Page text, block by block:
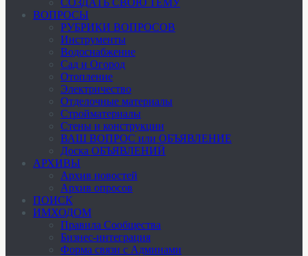
ВОПРОСЫ
РУБРИКИ ВОПРОСОВ
Инструменты
Водоснабжение
Сад и Огород
Отопление
Электричество
Отделочные материалы
Стройматериалы
Стены и конструкции
ВАШ ВОПРОС или ОБЪЯВЛЕНИЕ
Доска ОБЪЯВЛЕНИЙ
АРХИВЫ
Архив новостей
Архив опросов
ПОИСК
ИМХОДОМ
Правила Сообщества
Бизнес-интеграция
Форма связи с Админами